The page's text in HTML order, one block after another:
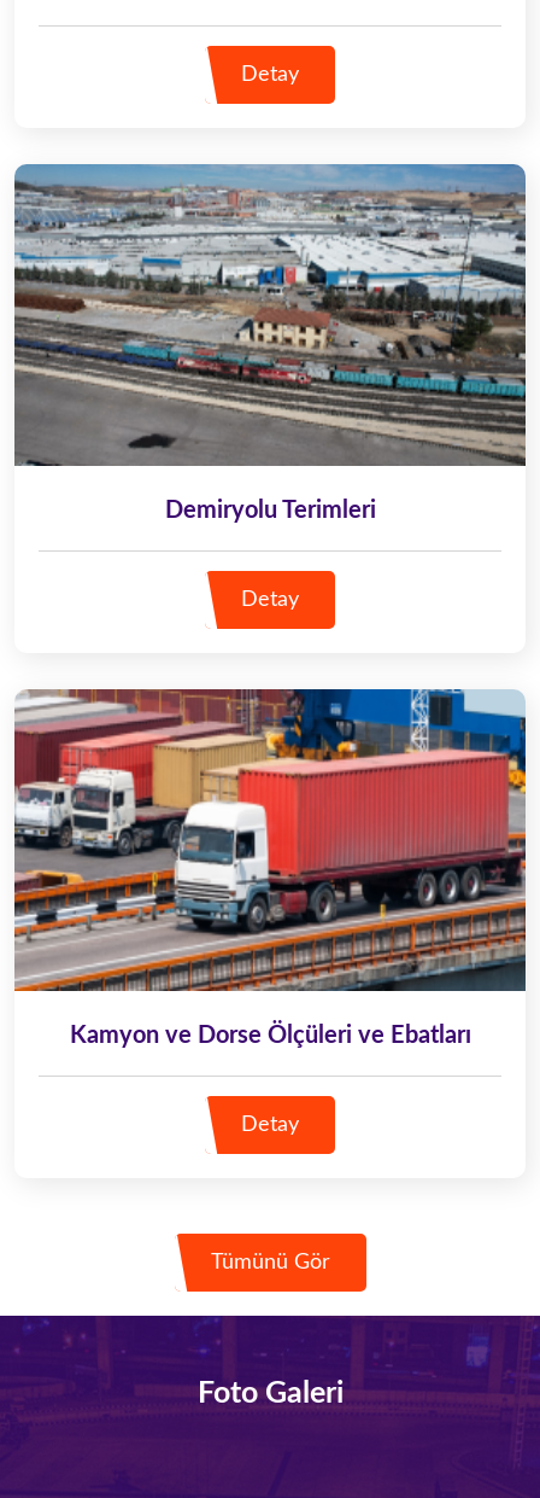
Detay
Demiryolu Terimleri
Detay
Kamyon ve Dorse Ölçüleri ve Ebatları
Detay
Tümünü Gör
Foto Galeri